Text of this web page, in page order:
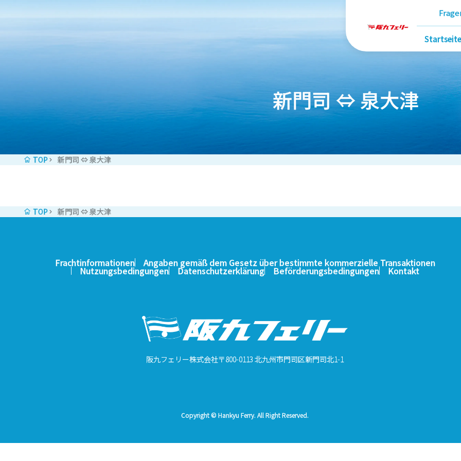
Startseite
新門司 ⇔ 泉大津
TOP 新門司 ⇔ 泉大津
TOP 新門司 ⇔ 泉大津
Frachtinformationen Angaben gemäß dem Gesetz über bestimmte kommerzielle Transaktionen
Nutzungsbedingungen Datenschutzerklärung Beförderungsbedingungen Kontakt
阪九フェリー株式会社〒800-0113 北九州市門司区新門司北1-1
Copyright © Hankyu Ferry. All Right Reserved.